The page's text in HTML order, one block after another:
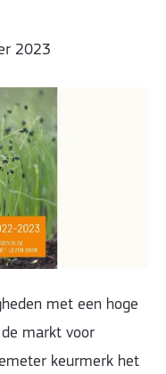
2023
met een hoge
markt voor
keurmerk het